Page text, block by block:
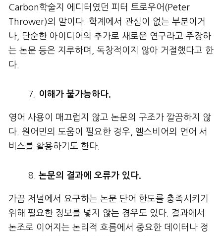
Carbon학술지 에디터였던 피터 트로우어(Peter
Thrower)의 말이다. 학계에서 관심이 없는 부분이거
나, 단순한 아이디어의 추가로 새로운 연구라고 주장하
는 논문 등은 지루하며, 독창적이지 않아 거절했다고 한
다.
이해가 불가능하다.
영어 사용이 매끄럽지 않고 논문의 구조가 깔끔하지 않
다. 원어민의 도움이 필요한 경우, 엘스비어의 언어 서
비스를 활용하기도 한다.
논문의 결과에 오류가 있다.
가끔 저널에서 요구하는 논문 단어 한도를 충족시키기
위해 필요한 정보를 넣지 않는 경우도 있다. 결과에서
논조로 이어지는 논리적 흐름에서 중요한 데이터나 정